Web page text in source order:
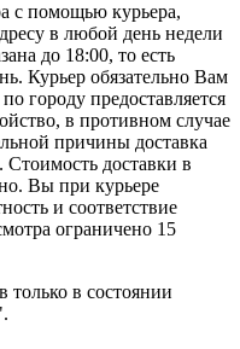
с помощью курьера,
в любой день недели
до 18:00, то есть
Курьер обязательно Вам
городу предоставляется
в противном случае
причины доставка
Стоимость доставки в
Вы при курьере
и соответствие
ограничено 15
только в состоянии